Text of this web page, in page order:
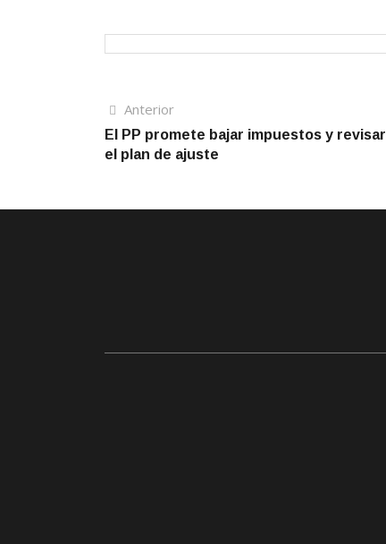
Navegación
de
AnteriorArtículo
anterior
El PP promete bajar impuestos y revisar
el plan de ajuste